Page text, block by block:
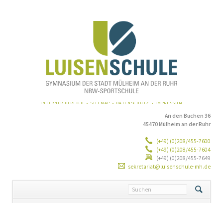
NAVIGATION
INTERNER BEREICH SITEMAP DATENSCHUTZ IMPRESSUM
An den Buchen 36
45470 Mülheim an der Ruhr
(+49) (0)208/455-7600
(+49) (0)208/455-7604
(+49) (0)208/455-7649
sekretariat@luisenschule-mh.de